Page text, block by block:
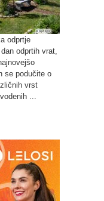
odprtje
odprtih vrat,
se podučite o
vrst
...